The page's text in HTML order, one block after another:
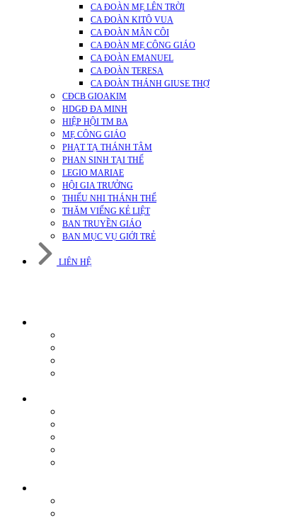
CA ĐOÀN MẸ LÊN TRỜI
CA ĐOÀN KITÔ VUA
CA ĐOÀN MÂN CÔI
CA ĐOÀN MẸ CÔNG GIÁO
CA ĐOÀN EMANUEL
CA ĐOÀN TERESA
CA ĐOÀN THÁNH GIUSE THỢ
CĐCB GIOAKIM
HDGĐ ĐA MINH
HIỆP HỘI TM BA
MẸ CÔNG GIÁO
PHẠT TẠ THÁNH TÂM
PHAN SINH TẠI THẾ
LEGIO MARIAE
HỘI GIA TRƯỞNG
THIẾU NHI THÁNH THỂ
THĂM VIẾNG KẺ LIỆT
BAN TRUYỀN GIÁO
BAN MỤC VỤ GIỚI TRẺ
LIÊN HỆ